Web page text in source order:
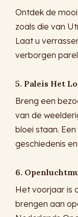
Ontdek de
zoals die van
Laat u
verborgen
5. Paleis Het
Breng een
van de
bloei staan.
geschiedenis
6.
Het voorjaar is
brengen aan